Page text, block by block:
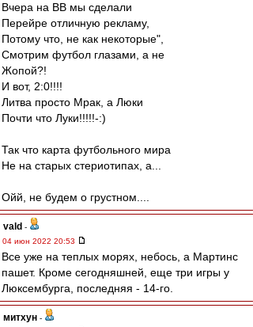
Вчера на ВВ мы сделали
Перейре отличную рекламу,
Потому что, не как некоторые",
Смотрим футбол глазами, а не
Жопой?!
И вот, 2:0!!!!
Литва просто Мрак, а Люки
Почти что Луки!!!!!-:)
Так что карта футбольного мира
Не на старых стериотипах, а...
Ойй, не будем о грустном....
vald -
04 июн 2022 20:53
Все уже на теплых морях, небось, а Мартинс
пашет. Кроме сегодняшней, еще три игры у
Люксембурга, последняя - 14-го.
митхун -